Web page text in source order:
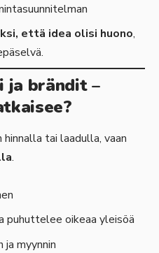
että idea olisi huono,
ja brändit –
tai laadulla, vaan
.
puhuttelee oikeaa yleisöä
ja myynnin